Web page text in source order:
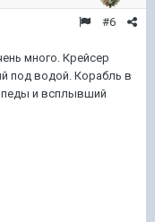
#6
много. Крейсер
под водой. Корабль в
и всплывший